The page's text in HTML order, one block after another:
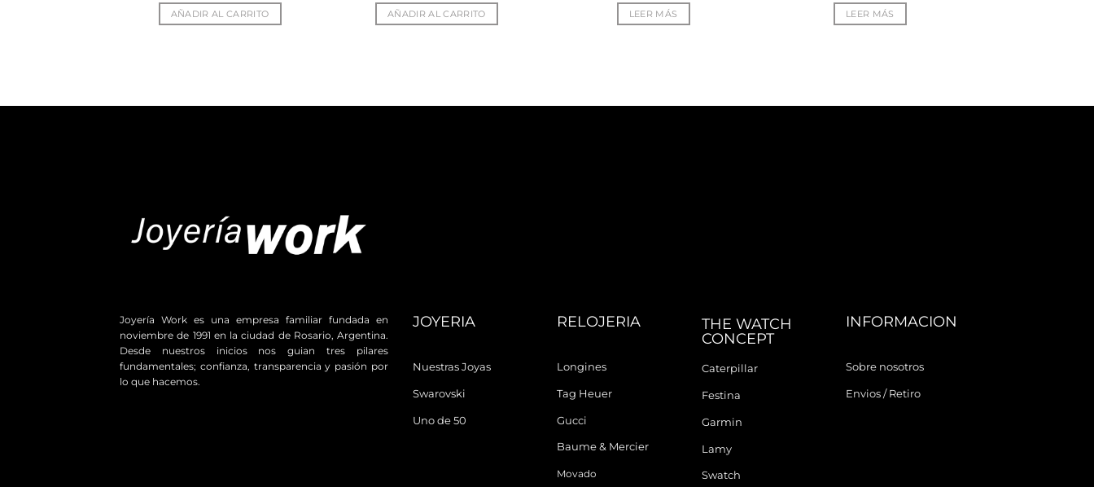
AÑADIR AL CARRITO AÑADIR AL CARRITO LEER MÁS LEER MÁS
Joyería Work es una empresa familiar fundada en
noviembre de 1991 en la ciudad de Rosario, Argentina.
Desde nuestros inicios nos guian tres pilares
fundamentales; confianza, transparencia y pasión por
lo que hacemos.
JOYERIA
Nuestras Joyas
Swarovski
Uno de 50
RELOJERIA
Longines
Tag Heuer
Gucci
Baume & Mercier
Movado
THE WATCH
CONCEPT
Caterpillar
Festina
Garmin
Lamy
Swatch
INFORMACION
Sobre nosotros
Envios / Retiro